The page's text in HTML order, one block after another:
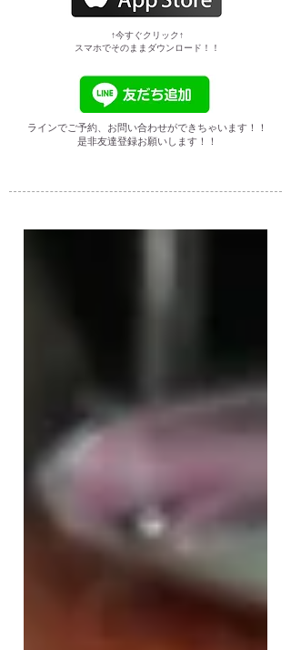
​↑今すぐクリック↑
スマホでそのままダウンロード！！
ラインでご予約、お問い合わせができちゃいます！！
是非友達登録お願いします！！